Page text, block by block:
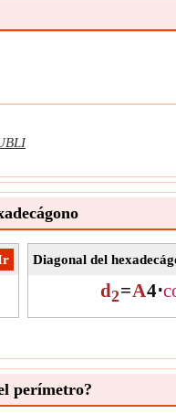
Diagonal del
d2=A4⋅
perímetro?